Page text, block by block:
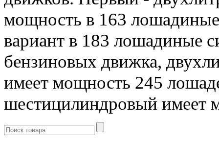
мощность в 163
вариант в 183 лошадиные
бензиновых движка,
имеет мощность 245
шестицилиндровый имеет